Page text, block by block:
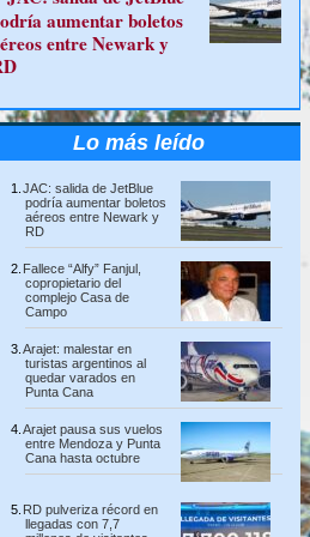
aumentar boletos
entre Newark y
Lo más leído
JAC: salida de JetBlue
podría aumentar boletos
aéreos entre Newark y
RD
Fallece “Alfy” Fanjul,
copropietario del
complejo Casa de
Campo
Arajet: malestar en
turistas argentinos al
quedar varados en
Punta Cana
Arajet pausa sus vuelos
entre Mendoza y Punta
Cana hasta octubre
RD pulveriza récord en
llegadas con 7,7